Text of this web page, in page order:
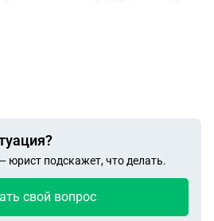
юрист подскажет, что делать.
свой вопрос